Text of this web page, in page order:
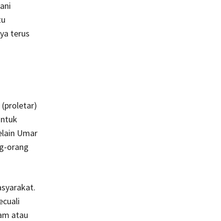
terus
Umar
orang
atau